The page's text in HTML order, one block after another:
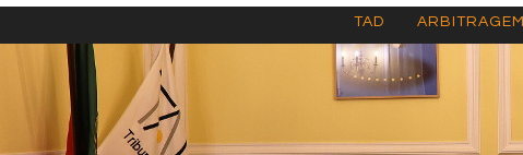
TAD ARBITRAGEM